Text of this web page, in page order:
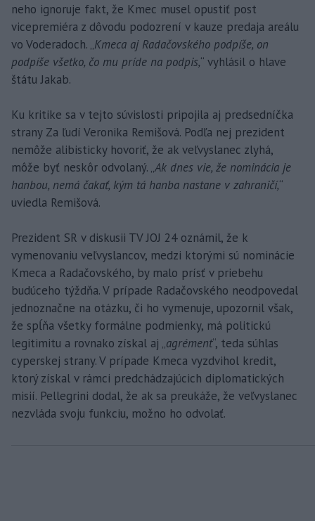
neho ignoruje fakt, že Kmec musel opustiť post
vicepremiéra z dôvodu podozrení v kauze predaja areálu
vo Voderadoch. „Kmeca aj Radačovského podpíše, on
podpíše všetko, čo mu príde na podpis,“ vyhlásil o hlave
štátu Jakab.
Ku kritike sa v tejto súvislosti pripojila aj predsedníčka
strany Za ľudí Veronika Remišová. Podľa nej prezident
nemôže alibisticky hovoriť, že ak veľvyslanec zlyhá,
môže byť neskôr odvolaný. „Ak dnes vie, že nominácia je
hanbou, nemá čakať, kým tá hanba nastane v zahraničí,“
uviedla Remišová.
Prezident SR v diskusii TV JOJ 24 oznámil, že k
vymenovaniu veľvyslancov, medzi ktorými sú nominácie
Kmeca a Radačovského, by malo prísť v priebehu
budúceho týždňa. V prípade Radačovského neodpovedal
jednoznačne na otázku, či ho vymenuje, upozornil však,
že spĺňa všetky formálne podmienky, má politickú
legitimitu a rovnako získal aj „agrément“, teda súhlas
cyperskej strany. V prípade Kmeca vyzdvihol kredit,
ktorý získal v rámci predchádzajúcich diplomatických
misií. Pellegrini dodal, že ak sa preukáže, že veľvyslanec
nezvláda svoju funkciu, možno ho odvolať.